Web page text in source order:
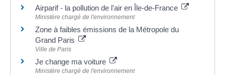
Airparif - la pollution de l'air en Île-de-France
Ministère chargé de l'environnement
Zone à faibles émissions de la Métropole du
Grand Paris
Ville de Paris
Je change ma voiture
Ministère chargé de l'environnement